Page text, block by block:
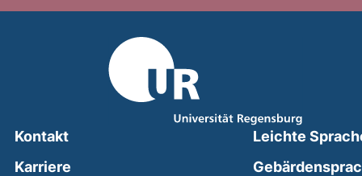
Kontakt
Karriere
Leichte